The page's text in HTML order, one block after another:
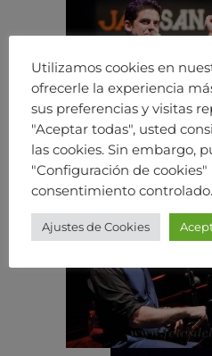
Utilizamos cookies en
ofrecerle la experiencia
sus preferencias y visitas
"Aceptar todas", usted
las cookies. Sin embargo,
"Configuración de cookies"
consentimiento controlado.
Ajustes de Cookies